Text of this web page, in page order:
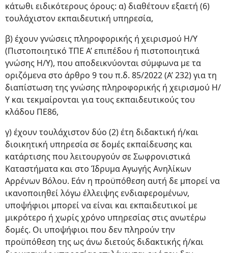
κάτωθι ειδικότερους όρους: α) διαθέτουν εξαετή (6)
τουλάχιστον εκπαιδευτική υπηρεσία,
β) έχουν γνώσεις πληροφορικής ή χειρισμού Η/Υ
(Πιστοποιητικό ΤΠΕ Α’ επιπέδου ή πιστοποιητικά
γνώσης Η/Υ), που αποδεικνύονται σύμφωνα με τα
οριζόμενα στο άρθρο 9 του π.δ. 85/2022 (Α’ 232) για τη
διαπίστωση της γνώσης πληροφορικής ή χειρισμού Η/
Υ και τεκμαίρονται για τους εκπαιδευτικούς του
κλάδου ΠΕ86,
γ) έχουν τουλάχιστον δύο (2) έτη διδακτική ή/και
διοικητική υπηρεσία σε δομές εκπαίδευσης και
κατάρτισης που λειτουργούν σε Σωφρονιστικά
Καταστήματα και στο Ίδρυμα Αγωγής Ανηλίκων
Αρρένων Βόλου. Εάν η προϋπόθεση αυτή δε μπορεί να
ικανοποιηθεί λόγω έλλειψης ενδιαφερομένων,
υποψήφιοι μπορεί να είναι και εκπαιδευτικοί με
μικρότερο ή χωρίς χρόνο υπηρεσίας στις ανωτέρω
δομές. Οι υποψήφιοι που δεν πληρούν την
προϋπόθεση της ως άνω διετούς διδακτικής ή/και